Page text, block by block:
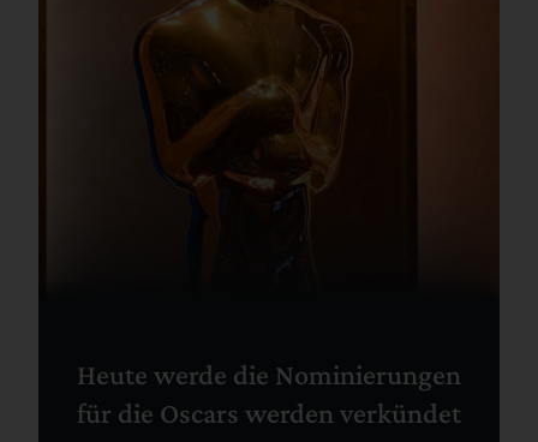
Heute werde die Nominierungen
für die Oscars werden verkündet